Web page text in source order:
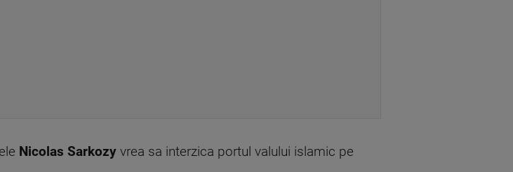
Nicolas Sarkozy vrea sa interzica portul valului islamic pe